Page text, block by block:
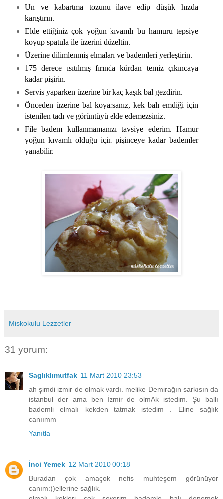
Un ve kabartma tozunu ilave edip düşük hızda
karıştırın.
Elde ettiğiniz çok yoğun kıvamlı bu hamuru tepsiye
koyup spatula ile üzerini düzeltin.
Üzerine dilimlenmiş elmaları ve bademleri yerleştirin.
175 derece ısıtılmış fırında kürdan temiz çıkıncaya
kadar pişirin.
Servis yaparken üzerine bir kaç kaşık bal gezdirin.
Önceden üzerine bal koyarsanız, kek balı emdiği için
istenilen tadı ve görüntüyü elde edemezsiniz.
File badem kullanmamanızı tavsiye ederim. Hamur
yoğun kıvamlı olduğu için pişinceye kadar bademler
yanabilir.
Miskokulu Lezzetler
31 yorum:
Saglıklımutfak 11 Mart 2010 23:53
ah şimdi izmir de olmak vardı. melike Demirağın sarkısın da
istanbul der ama ben İzmir de olmAk istedim. Şu ballı
bademli elmalı kekden tatmak istedim . Eline sağlık
canıımm
Yanıtla
İnci Yemek 12 Mart 2010 00:18
Buradan çok amaçok nefis muhteşem görünüyor
canım:))ellerine sağlık.